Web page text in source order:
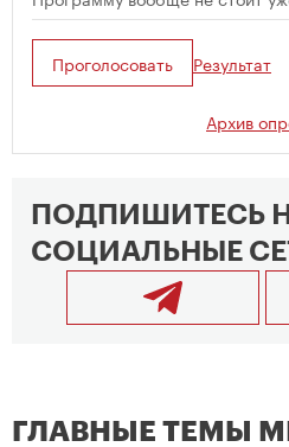
Проголосовать Результат
Архив
ПОДПИШИТЕСЬ
СОЦИАЛЬНЫЕ
ГЛАВНЫЕ ТЕМЫ